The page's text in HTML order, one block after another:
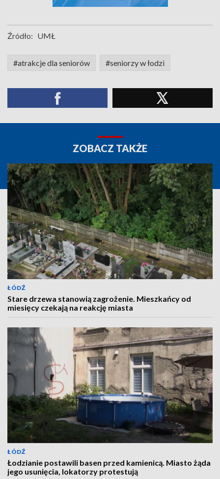
Źródło: UMŁ
#atrakcje dla seniorów #seniorzy w łodzi
ZOBACZ TAKŻE
ŁÓDŹ
Stare drzewa stanowią zagrożenie. Mieszkańcy od
miesięcy czekają na reakcję miasta
ŁÓDŹ
Łodzianie postawili basen przed kamienicą. Miasto żąda
jego usunięcia, lokatorzy protestują